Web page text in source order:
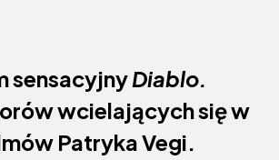
sensacyjnyDiablo.
wcielających się w
Patryka Vegi.